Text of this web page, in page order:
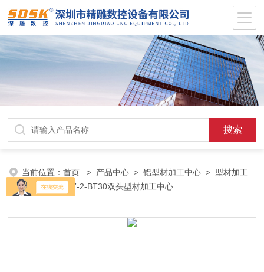
当前位置：首页 > 产品中心 >铝型材加工中心 >型材加工
设备
> SD-V7-2-BT30双头型材加工中心